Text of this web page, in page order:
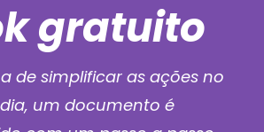
gratuito
de simplificar as ações no
um documento é